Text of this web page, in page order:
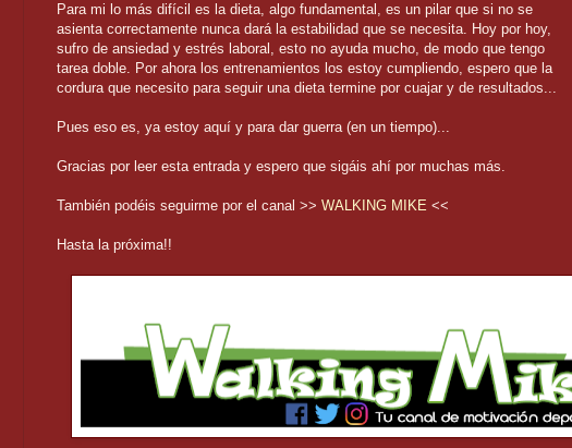
Para mi lo más difícil es la dieta, algo fundamental, es un pilar que si no se
asienta correctamente nunca dará la estabilidad que se necesita. Hoy por hoy,
sufro de ansiedad y estrés laboral, esto no ayuda mucho, de modo que tengo
tarea doble. Por ahora los entrenamientos los estoy cumpliendo, espero que la
cordura que necesito para seguir una dieta termine por cuajar y de resultados...
Pues eso es, ya estoy aquí y para dar guerra (en un tiempo)...
Gracias por leer esta entrada y espero que sigáis ahí por muchas más.
También podéis seguirme por el canal >> WALKING MIKE <<
Hasta la próxima!!